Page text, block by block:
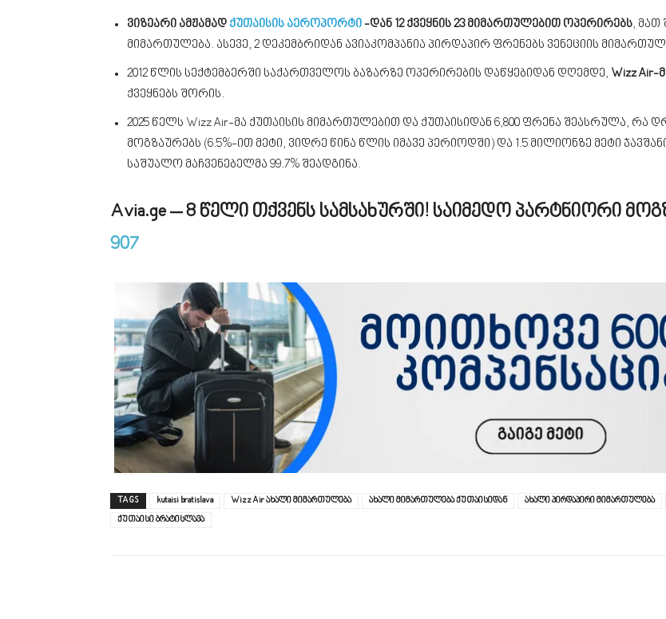
ვიზეარი ამჟამად ქუთაისის აეროპორტი -დან 12 ქვეყნის 23 მიმართულებით ოპერირებს, მათ
მიმართულება. ასევე, 2 დეკემბრიდან ავიაკომპანია პირდაპირ ფრენებს ვენეციის
2012 წლის სექტემბერში საქართველოს ბაზარზე ოპერირების დაწყებიდან დღემდე, Wizz Air-
ქვეყნებს შორის.
2025 წელს Wizz Air-მა ქუთაისის მიმართულებით და ქუთაისიდან 6,800 ფრენა შეასრულა, რა
მოგზაურებს (6.5%-ით მეტი, ვიდრე წინა წლის იმავე პერიოდში) და 1.5 მილიონზე მეტი
საშუალო მაჩვენებელმა 99.7% შეადგინა.
Avia.ge – 8 წელი თქვენს სამსახურში! საიმედო პარტნიორი
907
TAGS kutaisi bratislava Wizz Air ახალი მიმართულება ახალი მიმართულება ქუთაისიდან ახალი პირდაპირი მიმართულება
ქუთაისი ბრატისლავა